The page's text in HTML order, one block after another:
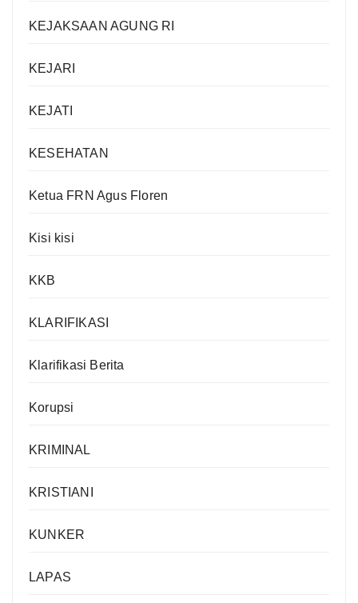
KEJAKSAAN AGUNG RI
KEJARI
KEJATI
KESEHATAN
Ketua FRN Agus Floren
Kisi kisi
KKB
KLARIFIKASI
Klarifikasi Berita
Korupsi
KRIMINAL
KRISTIANI
KUNKER
LAPAS